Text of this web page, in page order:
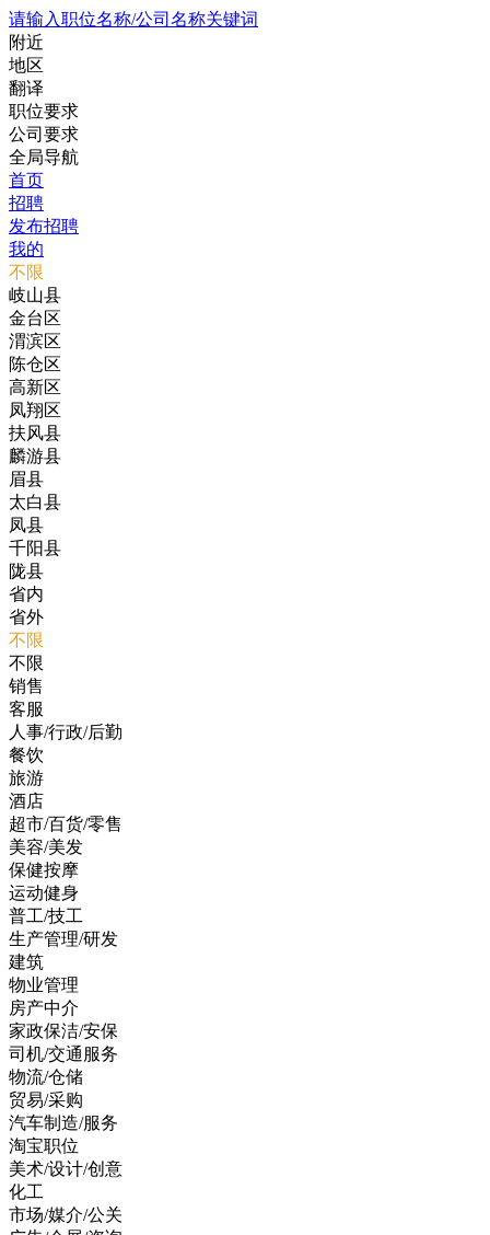
请输入职位名称/公司名称关键词
附近
地区
翻译
职位要求
公司要求
全局导航
首页
招聘
发布招聘
我的
不限
岐山县
金台区
渭滨区
陈仓区
高新区
凤翔区
扶风县
麟游县
眉县
太白县
凤县
千阳县
陇县
省内
省外
不限
不限
销售
客服
人事/行政/后勤
餐饮
旅游
酒店
超市/百货/零售
美容/美发
保健按摩
运动健身
普工/技工
生产管理/研发
建筑
物业管理
房产中介
家政保洁/安保
司机/交通服务
物流/仓储
贸易/采购
汽车制造/服务
淘宝职位
美术/设计/创意
化工
市场/媒介/公关